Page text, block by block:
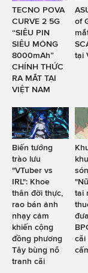
TECNO POVA
CURVE 2 5G
“SIÊU PIN
SIÊU MỎNG
8000mAh”
CHÍNH THỨC
RA MẮT TẠI
VIỆT NAM
of
tại
Biến tướng
trào lưu
"VTuber vs
IRL": Khoe
thân đời thực,
rao bán ảnh
nhạy cảm
khiến cộng
đồng phương
Tây bùng nổ
tranh cãi
tai
cãi